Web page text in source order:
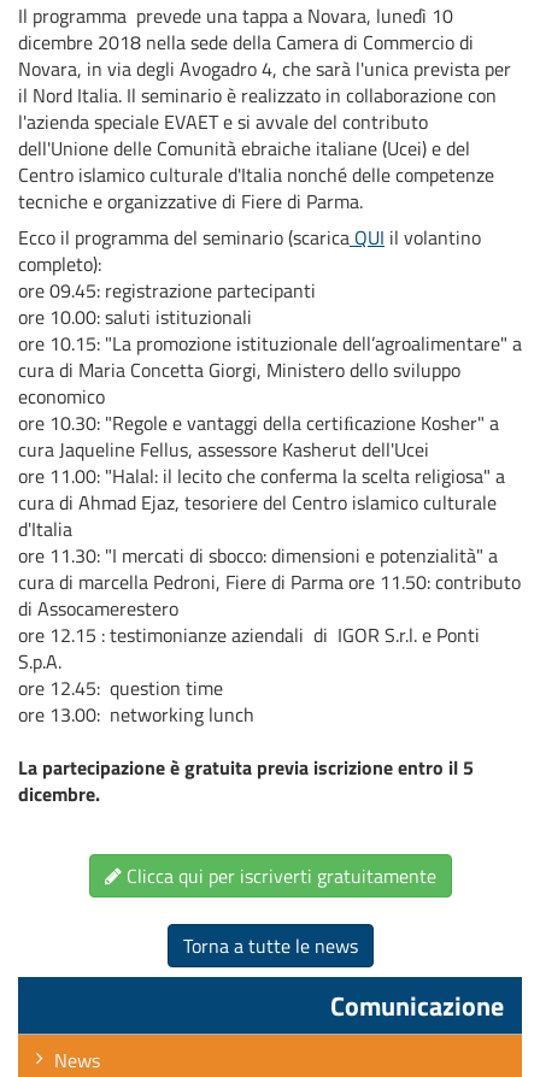
Il programma prevede una tappa a Novara, lunedì 10
dicembre 2018 nella sede della Camera di Commercio di
Novara, in via degli Avogadro 4, che sarà l'unica prevista per
il Nord Italia. Il seminario è realizzato in collaborazione con
l'azienda speciale EVAET e si avvale del contributo
dell'Unione delle Comunità ebraiche italiane (Ucei) e del
Centro islamico culturale d'Italia nonché delle competenze
tecniche e organizzative di Fiere di Parma.
Ecco il programma del seminario (scarica QUI il volantino
completo):
ore 09.45: registrazione partecipanti
ore 10.00: saluti istituzionali
ore 10.15: "La promozione istituzionale dell’agroalimentare" a
cura di Maria Concetta Giorgi, Ministero dello sviluppo
economico
ore 10.30: "Regole e vantaggi della certiﬁcazione Kosher" a
cura Jaqueline Fellus, assessore Kasherut dell'Ucei
ore 11.00: "Halal: il lecito che conferma la scelta religiosa" a
cura di Ahmad Ejaz, tesoriere del Centro islamico culturale
d'Italia
ore 11.30: "I mercati di sbocco: dimensioni e potenzialità" a
cura di marcella Pedroni, Fiere di Parma ore 11.50: contributo
di Assocamerestero
ore 12.15 : testimonianze aziendali di IGOR S.r.l. e Ponti
S.p.A.
ore 12.45: question time
ore 13.00: networking lunch
La partecipazione è gratuita previa iscrizione entro il 5
dicembre.
Clicca qui per iscriverti gratuitamente
Torna a tutte le news
Comunicazione
News